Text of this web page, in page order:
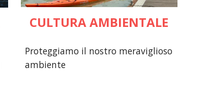
CULTURA AMBIENTALE
Proteggiamo il nostro meraviglioso
ambiente